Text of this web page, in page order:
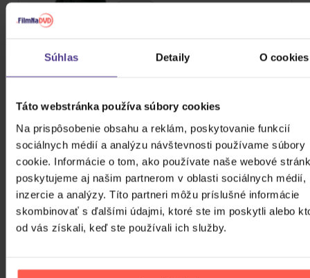
Súhlas Detaily O cookies
Táto webstránka používa súbory cookies
Na prispôsobenie obsahu a reklám, poskytovanie funkcií
sociálnych médií a analýzu návštevnosti používame súbory
cookie. Informácie o tom, ako používate naše webové
poskytujeme aj našim partnerom v oblasti sociálnych médií,
inzercie a analýzy. Títo partneri môžu príslušné informácie
skombinovať s ďalšími údajmi, ktoré ste im poskytli alebo
od vás získali, keď ste používali ich služby.
Kabát: Original Albums Vol. 1
Skladom 19,00 €
Osbourne Ozzy: The Essential
Ozzy Osbourne
2CD